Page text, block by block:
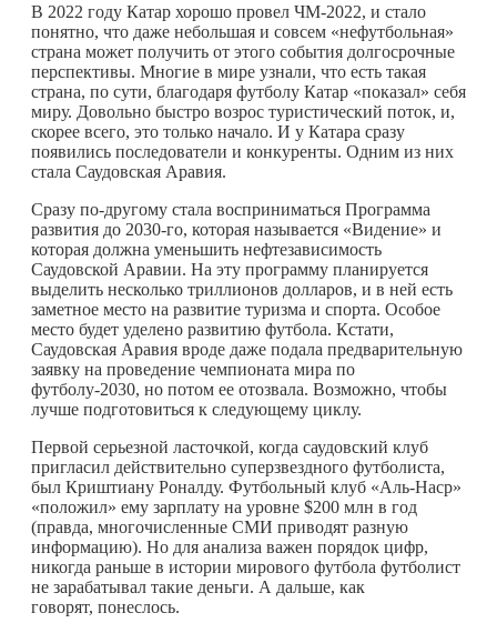
В 2022 году Катар хорошо провел ЧМ-2022, и стало
понятно, что даже небольшая и совсем «нефутбольная»
страна может получить от этого события долгосрочные
перспективы. Многие в мире узнали, что есть такая
страна, по сути, благодаря футболу Катар «показал» себя
миру. Довольно быстро возрос туристический поток, и,
скорее всего, это только начало. И у Катара сразу
появились последователи и конкуренты. Одним из них
стала Саудовская Аравия.
Сразу по-другому стала восприниматься Программа
развития до 2030-го, которая называется «Видение» и
которая должна уменьшить нефтезависимость
Саудовской Аравии. На эту программу планируется
выделить несколько триллионов долларов, и в ней есть
заметное место на развитие туризма и спорта. Особое
место будет уделено развитию футбола. Кстати,
Саудовская Аравия вроде даже подала предварительную
заявку на проведение чемпионата мира по
футболу-2030, но потом ее отозвала. Возможно, чтобы
лучше подготовиться к следующему циклу.
Первой серьезной ласточкой, когда саудовский клуб
пригласил действительно суперзвездного футболиста,
был Криштиану Роналду. Футбольный клуб «Аль-Наср»
«положил» ему зарплату на уровне $200 млн в год
(правда, многочисленные СМИ приводят разную
информацию). Но для анализа важен порядок цифр,
никогда раньше в истории мирового футбола футболист
не зарабатывал такие деньги. А дальше, как
говорят, понеслось.